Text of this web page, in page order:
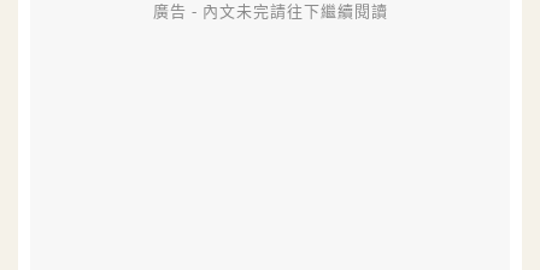
廣告 - 內文未完請往下繼續閱讀